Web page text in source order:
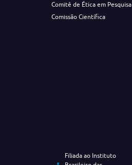
Comitê de Ética em Pesquisa
Comissão Científica
Filiada ao Instituto